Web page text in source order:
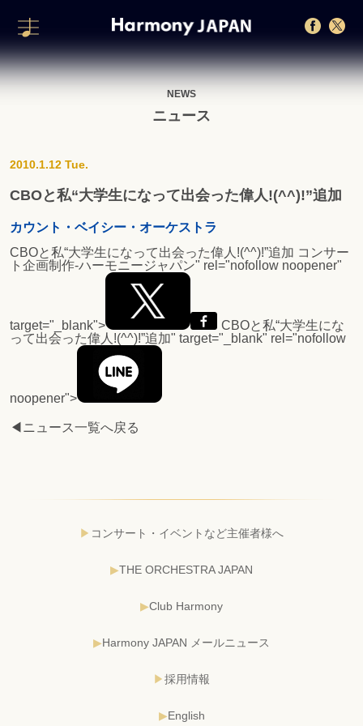
NEWS
ニュース
2010.1.12 Tue.
CBOと私“大学生になって出会った偉人!(^^)!”追加
カウント・ベイシー・オーケストラ
CBOと私“大学生になって出会った偉人!(^^)!”追加 コンサー
ト企画制作-ハーモニージャパン" rel="nofollow noopener"
target="_blank">
CBOと私“大学生にな
って出会った偉人!(^^)!”追加" target="_blank" rel="nofollow
noopener">
◀ニュース一覧へ戻る
コンサート・イベントなど主催者様へ
THE ORCHESTRA JAPAN
Club Harmony
Harmony JAPAN メールニュース
採用情報
English